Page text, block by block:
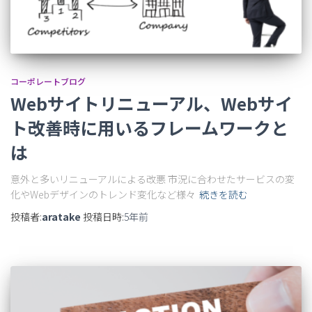
コーポレートブログ
Webサイトリニューアル、Webサイ
ト改善時に用いるフレームワークと
は
意外と多いリニューアルによる改悪 市況に合わせたサービスの変
化やWebデザインのトレンド変化など様々 続きを読む
投稿者:aratake 投稿日時:5年前